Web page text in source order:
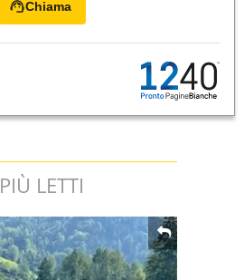
Chiama
PIÙ LETTI